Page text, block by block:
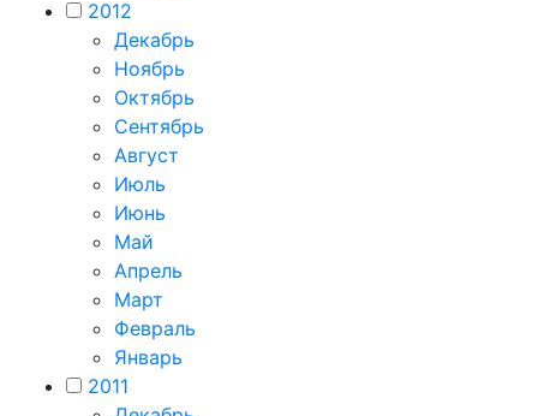
2012
Декабрь
Ноябрь
Октябрь
Сентябрь
Август
Июль
Июнь
Май
Апрель
Март
Февраль
Январь
2011